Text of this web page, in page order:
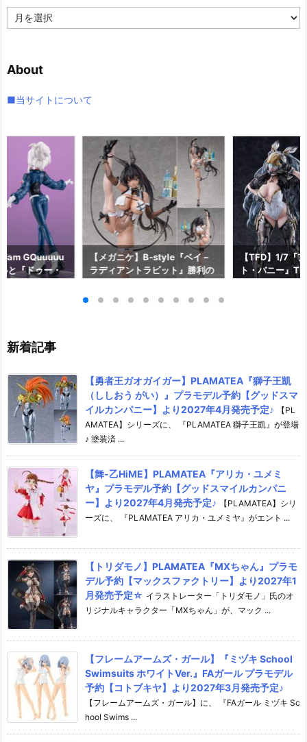
ー
ブ
About
■当サイトについて
GQuuuuu
と『ドゥー・
【メガニケ】B-style『ベイ –
ラディアントラビット』勝利の
約【フリーイング】より2026
【TFD】1/7『
ト・バニー』
新着記事
【勇者王ガオガイガー】PLAMATEA『獅子王凱
（ししおう がい）』プラモデル予約【グッドスマ
イルカンパニー】より2027年4月発売予定♪
【PL
AMATEA】シリーズに、 『PLAMATEA 獅子王凱』が登場
♪ 塗装済 ...
【舞-乙HiME】PLAMATEA『アリカ・ユメミ
ヤ』プラモデル予約【グッドスマイルカンパニ
ー】より2027年4月発売予定♪
【PLAMATEA】シリ
ーズに、 『PLAMATEA アリカ・ユメミヤ』がエント ...
【トリダモノ】PLAMATEA『MXちゃん』プラモ
デル予約【マックスファクトリー】より2027年1
月発売予定☆ イラストレーター「トリダモノ」氏のオ
リジナルキャラクター「MXちゃん」が、マック ...
【フレームアームズ・ガール】『ミヅキ School
Swimsuits ホワイトVer.』FAガール プラモデル
予約【コトブキヤ】より2027年3月発売予定♪
【フレームアームズ・ガール】に、 『FAガール ミヅキ Sc
hool Swims ...